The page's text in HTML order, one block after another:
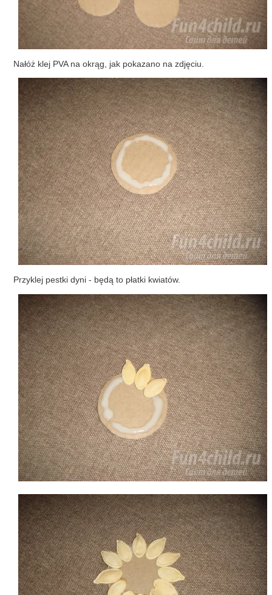
Nałóż klej PVA na okrąg, jak pokazano na zdjęciu.
Przyklej pestki dyni - będą to płatki kwiatów.